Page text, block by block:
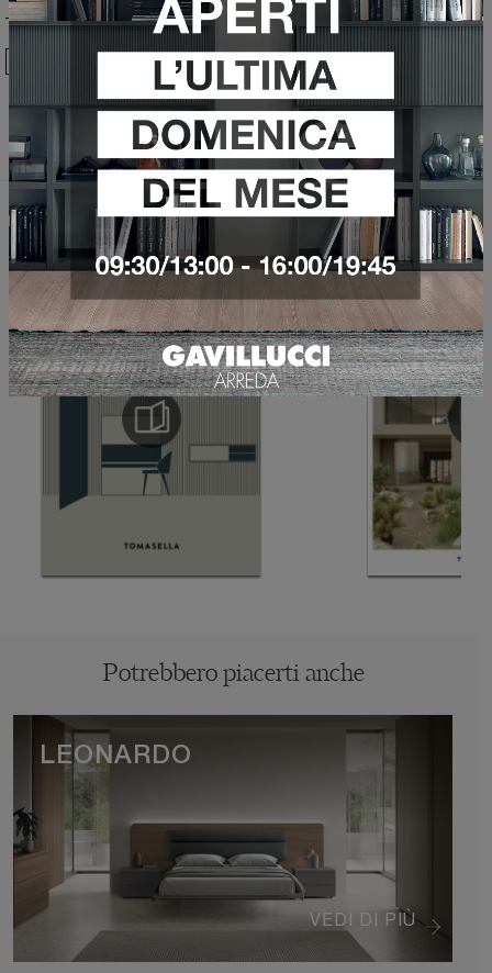
Sfoglia i cataloghi
Ho preso visione della Privacy Policy
Invia
Potrebbero piacerti anche
VEDI DI PIÙ
LEONARDO